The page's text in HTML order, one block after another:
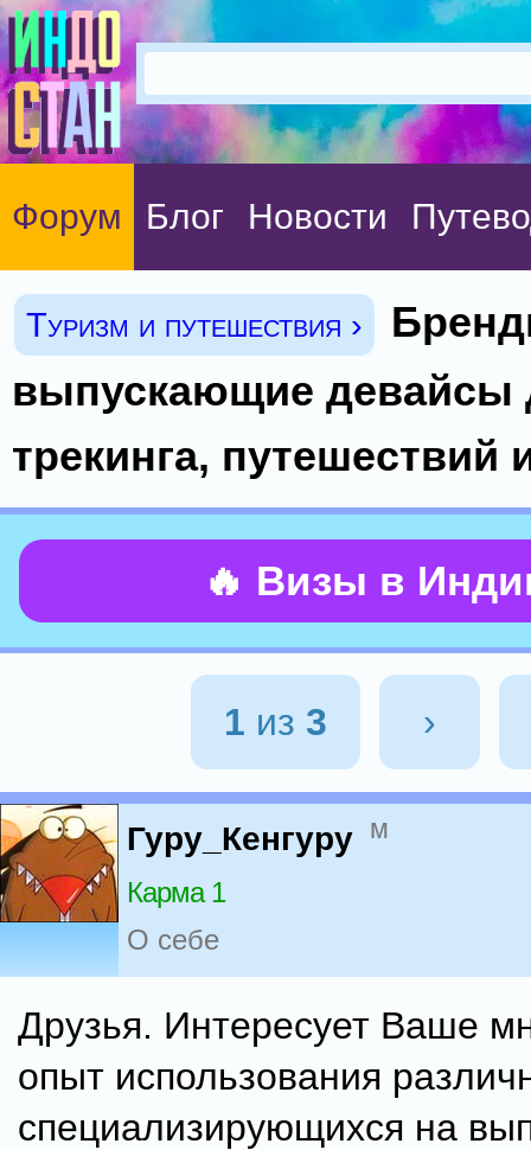
Форум Блог Новости
Туризм и путешествия ›
выпускающие девайсы
трекинга, путешествий
🔥 Визы в
1 из 3 ›
Гуру_Кенгуру м
Карма 1
О себе
Друзья. Интересует Ваше
опыт использования
специализирующихся на